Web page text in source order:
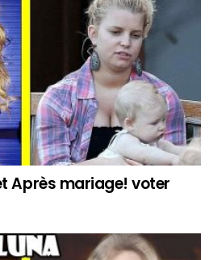
Après mariage! voter